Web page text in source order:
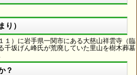
り）
１）に岩手県一関市にある大慈山祥雲寺（臨
千坂げん峰氏が荒廃していた里山を樹木葬墓
？